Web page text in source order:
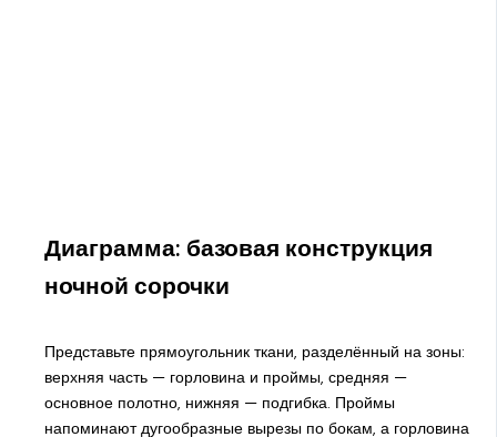
Диаграмма: базовая конструкция
ночной сорочки
Представьте прямоугольник ткани, разделённый на зоны:
верхняя часть — горловина и проймы, средняя —
основное полотно, нижняя — подгибка. Проймы
напоминают дугообразные вырезы по бокам, а горловина